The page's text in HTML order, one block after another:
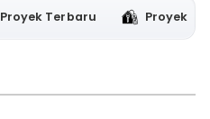
Proyek Terbaru Proyek